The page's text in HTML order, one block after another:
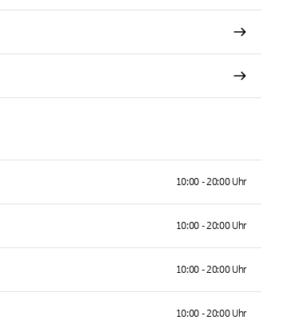
10:00 - 20:00 Uhr
10:00 - 20:00 Uhr
10:00 - 20:00 Uhr
10:00 - 20:00 Uhr